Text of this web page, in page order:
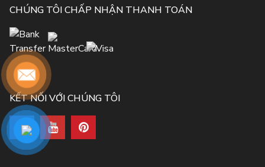
CHÚNG TÔI CHẤP NHẬN THANH TOÁN
KẾT NỐI VỚI CHÚNG TÔI